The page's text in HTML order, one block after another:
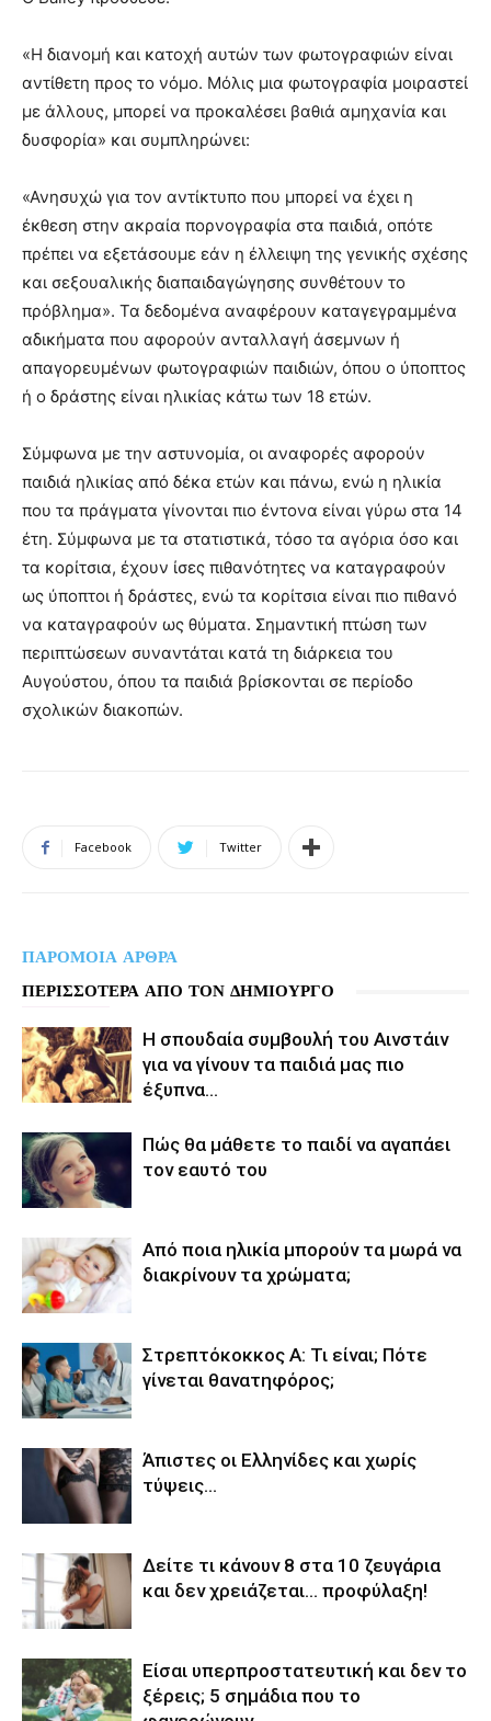
«Η διανομή και κατοχή αυτών των φωτογραφιών είναι
αντίθετη προς το νόμο. Μόλις μια φωτογραφία μοιραστεί
με άλλους, μπορεί να προκαλέσει βαθιά αμηχανία και
δυσφορία» και συμπληρώνει:
«Ανησυχώ για τον αντίκτυπο που μπορεί να έχει η
έκθεση στην ακραία πορνογραφία στα παιδιά, οπότε
πρέπει να εξετάσουμε εάν η έλλειψη της γενικής σχέσης
και σεξουαλικής διαπαιδαγώγησης συνθέτουν το
πρόβλημα». Τα δεδομένα αναφέρουν καταγεγραμμένα
αδικήματα που αφορούν ανταλλαγή άσεμνων ή
απαγορευμένων φωτογραφιών παιδιών, όπου ο ύποπτος
ή ο δράστης είναι ηλικίας κάτω των 18 ετών.
Σύμφωνα με την αστυνομία, οι αναφορές αφορούν
παιδιά ηλικίας από δέκα ετών και πάνω, ενώ η ηλικία
που τα πράγματα γίνονται πιο έντονα είναι γύρω στα 14
έτη. Σύμφωνα με τα στατιστικά, τόσο τα αγόρια όσο και
τα κορίτσια, έχουν ίσες πιθανότητες να καταγραφούν
ως ύποπτοι ή δράστες, ενώ τα κορίτσια είναι πιο πιθανό
να καταγραφούν ως θύματα. Σημαντική πτώση των
περιπτώσεων συναντάται κατά τη διάρκεια του
Αυγούστου, όπου τα παιδιά βρίσκονται σε περίοδο
σχολικών διακοπών.
Facebook Twitter
ΠΑΡΟΜΟΙΑ ΑΡΘΡΑ
ΠΕΡΙΣΣΟΤΕΡΑ ΑΠΟ ΤΟΝ ΔΗΜΙΟΥΡΓΟ
Η σπουδαία συμβουλή του Αινστάιν
για να γίνουν τα παιδιά μας πιο
έξυπνα…
Πώς θα μάθετε το παιδί να αγαπάει
τον εαυτό του
Από ποια ηλικία μπορούν τα μωρά να
διακρίνουν τα χρώματα;
Στρεπτόκοκκος Α: Τι είναι; Πότε
γίνεται θανατηφόρος;
Άπιστες οι Ελληνίδες και χωρίς
τύψεις…
Δείτε τι κάνουν 8 στα 10 ζευγάρια
και δεν χρειάζεται… προφύλαξη!
Είσαι υπερπροστατευτική και δεν το
ξέρεις; 5 σημάδια που το